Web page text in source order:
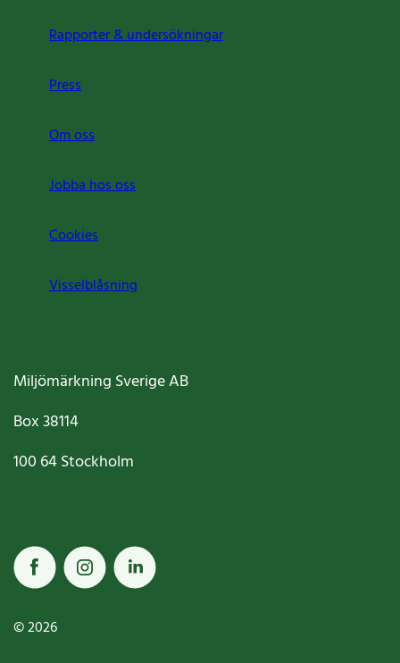
Rapporter & undersökningar
Press
Om oss
Jobba hos oss
Cookies
Visselblåsning
Miljömärkning Sverige AB
Box38114
100 64Stockholm
© 2026